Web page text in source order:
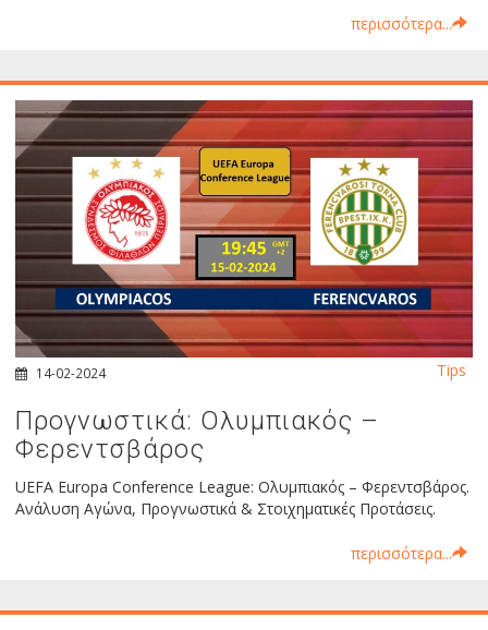
περισσότερα...
14-02-2024
Προγνωστικά: Ολυμπιακός –
Φερεντσβάρος
UEFA Europa Conference League: Ολυμπιακός – Φερεντσβάρος.
Ανάλυση Αγώνα, Προγνωστικά & Στοιχηματικές Προτάσεις.
περισσότερα...
Tips